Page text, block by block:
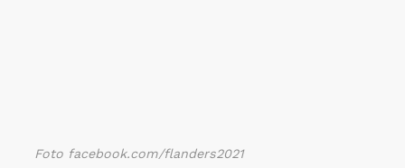
Foto facebook.com/flanders2021